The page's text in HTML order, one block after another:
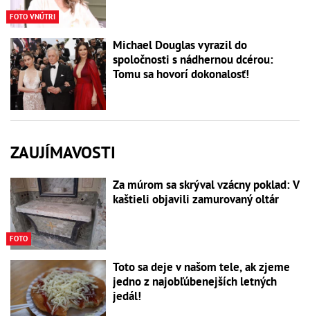
FOTO VNÚTRI
Michael Douglas vyrazil do
spoločnosti s nádhernou dcérou:
Tomu sa hovorí dokonalosť!
ZAUJÍMAVOSTI
FOTO
Za múrom sa skrýval vzácny poklad: V
kaštieli objavili zamurovaný oltár
Toto sa deje v našom tele, ak zjeme
jedno z najobľúbenejších letných
jedál!